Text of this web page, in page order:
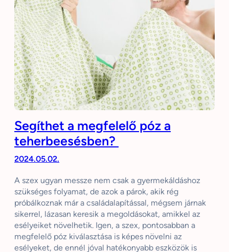
Segíthet a megfelelő póz a
teherbeesésben?
2024.05.02.
A szex ugyan messze nem csak a gyermekáldáshoz
szükséges folyamat, de azok a párok, akik rég
próbálkoznak már a családalapítással, mégsem járnak
sikerrel, lázasan keresik a megoldásokat, amikkel az
esélyeiket növelhetik. Igen, a szex, pontosabban a
megfelelő póz kiválasztása is képes növelni az
esélyeket, de ennél jóval hatékonyabb eszközök is